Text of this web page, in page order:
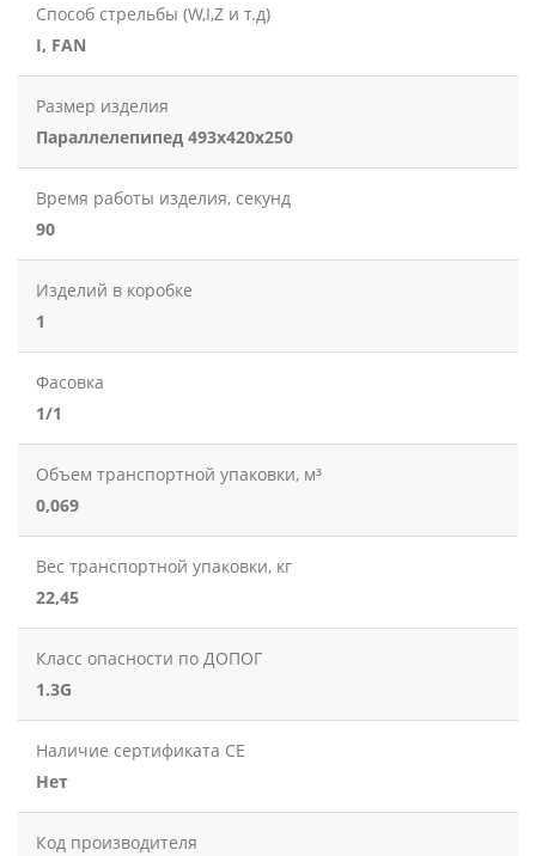
Способ стрельбы (W,I,Z и т.д)
I, FAN
Размер изделия
Параллелепипед 493x420x250
Время работы изделия, секунд
90
Изделий в коробке
1
Фасовка
1/1
Объем транспортной упаковки, м³
0,069
Вес транспортной упаковки, кг
22,45
Класс опасности по ДОПОГ
1.3G
Наличие сертификата CE
Нет
Код производителя